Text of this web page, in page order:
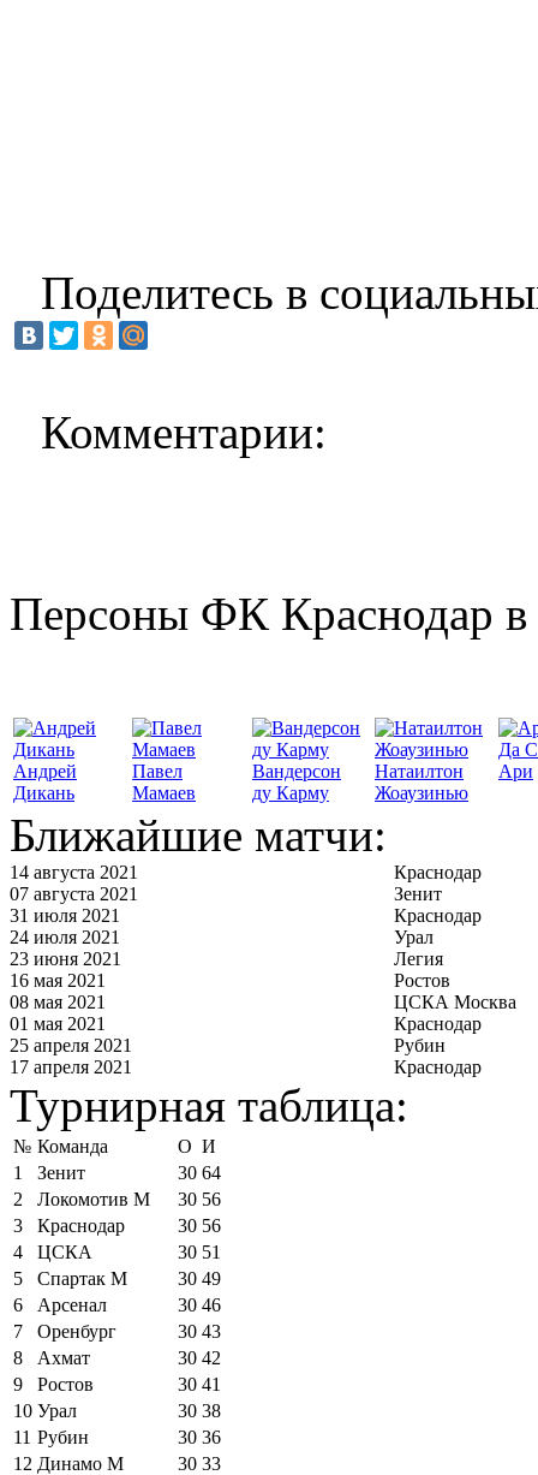
Поделитесь в
Комментарии:
Персоны ФК Краснодар в
Андрей
Дикань
Павел
Мамаев
Вандерсон
ду Карму
Натаилтон
Жоаузинью
Да
Ари
Ближайшие матчи:
14 августа 2021
Краснодар
07 августа 2021
Зенит
31 июля 2021
Краснодар
24 июля 2021
Урал
23 июня 2021
Легия
16 мая 2021
Ростов
08 мая 2021
ЦСКА Москва
01 мая 2021
Краснодар
25 апреля 2021
Рубин
17 апреля 2021
Краснодар
Турнирная таблица:
№ Команда О И
1
Зенит 30 64
2
Локомотив М 30 56
3
Краснодар 30 56
4
ЦСКА 30 51
5
Спартак М 30 49
6
Арсенал 30 46
7
Оренбург 30 43
8
Ахмат 30 42
9
Ростов 30 41
10 Урал 30 38
11 Рубин 30 36
12 Динамо М 30 33